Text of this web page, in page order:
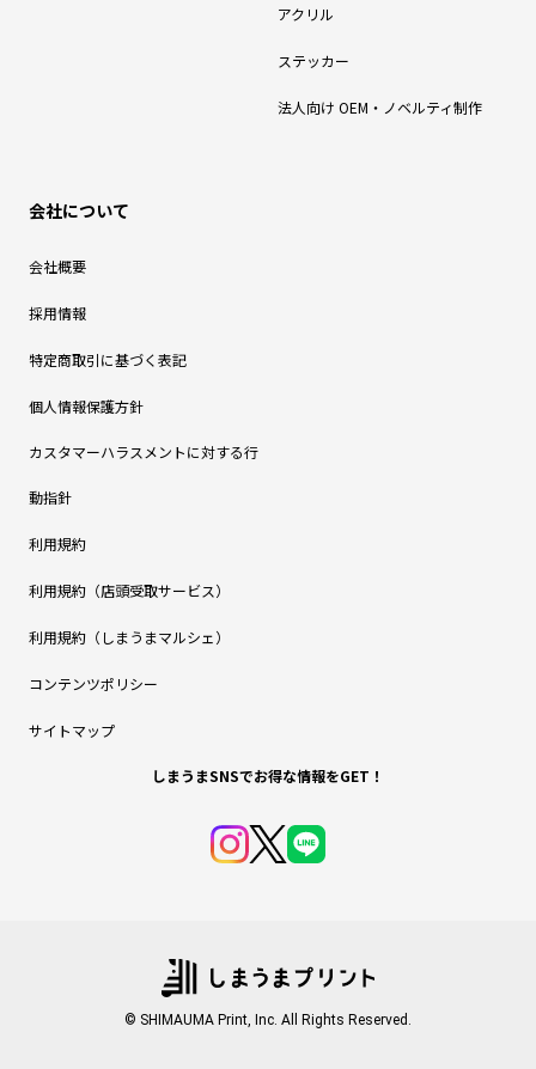
アクリル
ステッカー
法人向け OEM・ノベルティ制作
会社について
会社概要
採用情報
特定商取引に基づく表記
個人情報保護方針
カスタマーハラスメントに対する行
動指針
利用規約
利用規約（店頭受取サービス）
利用規約（しまうまマルシェ）
コンテンツポリシー
サイトマップ
しまうまSNSでお得な情報をGET！
© SHIMAUMA Print, Inc. All Rights Reserved.